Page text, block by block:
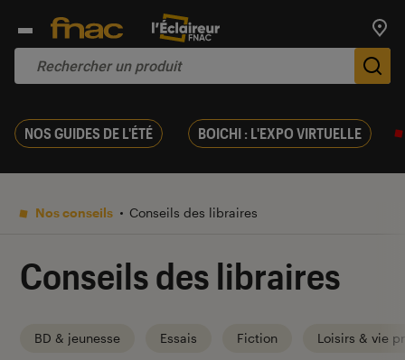
NOS GUIDES DE L'ÉTÉ BOICHI : L'EXPO VIRTUELLE
Nos conseils Conseils des libraires
Conseils des libraires
BD & jeunesse Essais Fiction Loisirs & vie